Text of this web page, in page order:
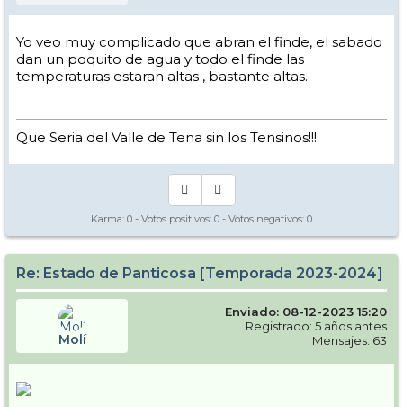
Yo veo muy complicado que abran el finde, el sabado
dan un poquito de agua y todo el finde las
temperaturas estaran altas , bastante altas.
Que Seria del Valle de Tena sin los Tensinos!!!
Karma: 0 - Votos positivos: 0 - Votos negativos: 0
Re: Estado de Panticosa [Temporada 2023-2024]
Molí
Enviado: 08-12-2023 15:20
Registrado: 5 años antes
Mensajes: 63